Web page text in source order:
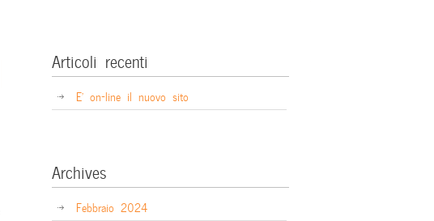
Articoli recenti
E’ on-line il nuovo sito
Archives
Febbraio 2024